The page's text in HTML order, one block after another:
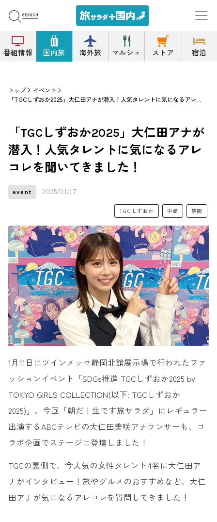
番組情報 国内旅 海外旅 マルシェ ストア 宿泊
トップ
イベント
「TGCしずおか2025」大仁田アナが潜入！人気タレントに気になるアレコレを聞いてきました！
「TGCしずおか2025」大仁田アナが
潜入！人気タレントに気になるアレ
コレを聞いてきました！
event 2025/01/17
TGCしずおか 中部 静岡
1月11日にツインメッセ静岡北館展示場で行われたファ
ッションイベント「SDGs推進 TGCしずおか2025 by
TOKYO GIRLS COLLECTION(以下: TGCしずおか
2025)」。今回「朝だ！生です旅サラダ」にレギュラー
出演するABCテレビの大仁田美咲アナウンサーも、コ
ラボ企画でステージに登壇しました！
TGCの裏側で、今人気の女性タレント4名に大仁田ア
ナがインタビュー！旅やグルメのおすすめなど、大仁
田アナが気になるアレコレを質問してきました！